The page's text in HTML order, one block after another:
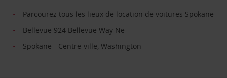
Parcourez tous les lieux de location de voitures Spokane
Bellevue 924 Bellevue Way Ne
Spokane - Centre-ville, Washington